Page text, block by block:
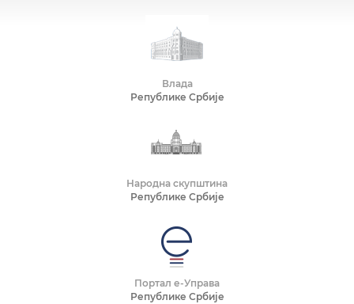
Влада
Републике Србије
Народна скупштина
Републике Србије
Портал е-Управа
Републике Србије